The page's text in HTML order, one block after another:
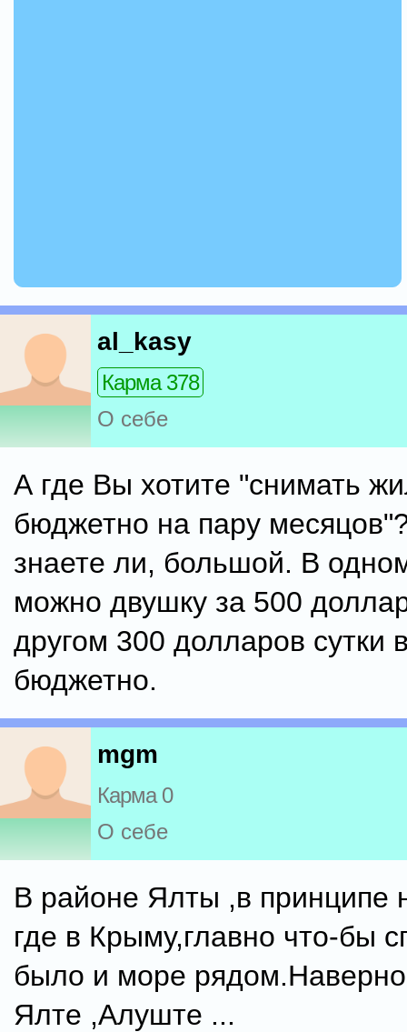
al_kasy
Карма 378
О себе
А где Вы хотите "снимать
бюджетно на пару
знаете ли, большой. В
можно двушку за 500
другом 300 долларов сутки
бюджетно.
mgm
Карма 0
О себе
В районе Ялты ,в принципе
где в Крыму,главно что-бы
было и море
Ялте ,Алуште ...